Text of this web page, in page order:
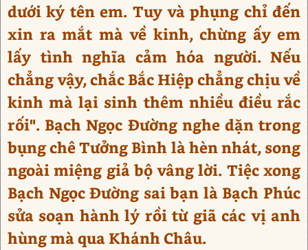
dưới ký tên em. Tuy và phụng chỉ đến
xin ra mắt mà về kinh, chừng ấy em
lấy tình nghĩa cảm hóa người. Nếu
chẳng vậy, chắc Bắc Hiệp chẳng chịu về
kinh mà lại sinh thêm nhiều điều rắc
rối". Bạch Ngọc Đường nghe dặn trong
bụng chê Tưởng Bình là hèn nhát, song
ngoài miệng giả bộ vâng lời. Tiệc xong
Bạch Ngọc Đường sai bạn là Bạch Phúc
sửa soạn hành lý rồi từ giã các vị anh
hùng mà qua Khánh Châu.